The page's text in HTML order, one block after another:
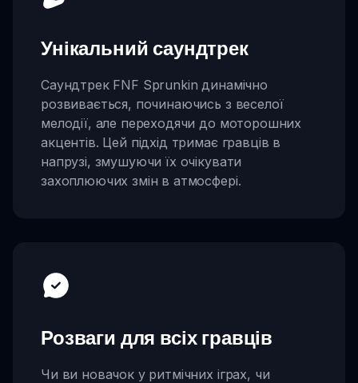
Унікальний саундтрек
Саундтрек FNF Sprunkin динамічно
розвивається, починаючись з веселої
мелодії, але переходячи до моторошних
акцентів. Цей підхід тримає гравців в
напрузі, змушуючи їх очікувати
захоплюючих змін в атмосфері.
Розваги для всіх гравців
Чи ви новачок у ритмічних іграх, чи